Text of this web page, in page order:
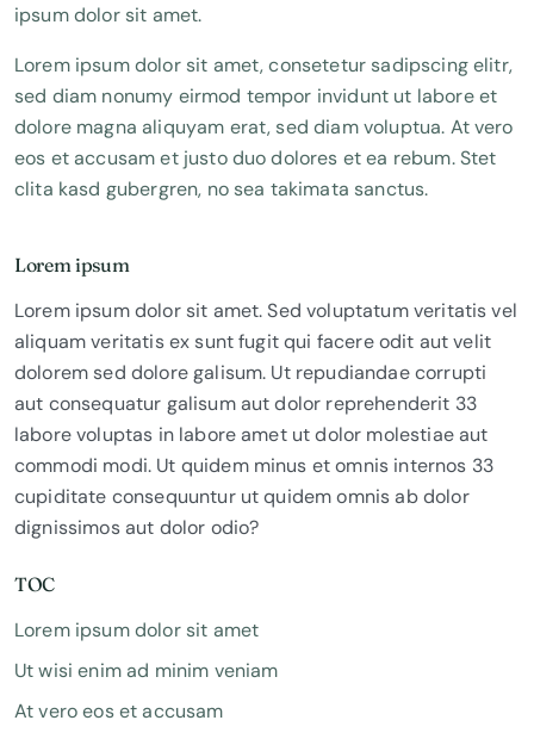
ipsum dolor sit amet.
Lorem ipsum dolor sit amet, consetetur sadipscing elitr,
sed diam nonumy eirmod tempor invidunt ut labore et
dolore magna aliquyam erat, sed diam voluptua. At vero
eos et accusam et justo duo dolores et ea rebum. Stet
clita kasd gubergren, no sea takimata sanctus.
Lorem ipsum
Lorem ipsum dolor sit amet. Sed voluptatum veritatis vel
aliquam veritatis ex sunt fugit qui facere odit aut velit
dolorem sed dolore galisum. Ut repudiandae corrupti
aut consequatur galisum aut dolor reprehenderit 33
labore voluptas in labore amet ut dolor molestiae aut
commodi modi. Ut quidem minus et omnis internos 33
cupiditate consequuntur ut quidem omnis ab dolor
dignissimos aut dolor odio?
TOC
Lorem ipsum dolor sit amet
Ut wisi enim ad minim veniam
At vero eos et accusam